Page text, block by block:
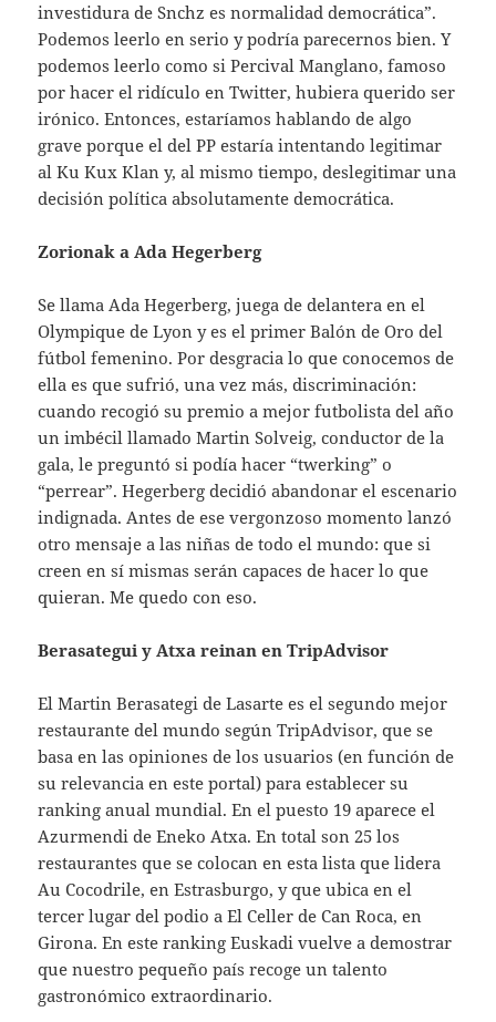
investidura de Snchz es normalidad democrática”.
Podemos leerlo en serio y podría parecernos bien. Y
podemos leerlo como si Percival Manglano, famoso
por hacer el ridículo en Twitter, hubiera querido ser
irónico. Entonces, estaríamos hablando de algo
grave porque el del PP estaría intentando legitimar
al Ku Kux Klan y, al mismo tiempo, deslegitimar una
decisión política absolutamente democrática.
Zorionak a Ada Hegerberg
Se llama Ada Hegerberg, juega de delantera en el
Olympique de Lyon y es el primer Balón de Oro del
fútbol femenino. Por desgracia lo que conocemos de
ella es que sufrió, una vez más, discriminación:
cuando recogió su premio a mejor futbolista del año
un imbécil llamado Martin Solveig, conductor de la
gala, le preguntó si podía hacer “twerking” o
“perrear”. Hegerberg decidió abandonar el escenario
indignada. Antes de ese vergonzoso momento lanzó
otro mensaje a las niñas de todo el mundo: que si
creen en sí mismas serán capaces de hacer lo que
quieran. Me quedo con eso.
Berasategui y Atxa reinan en TripAdvisor
El Martin Berasategi de Lasarte es el segundo mejor
restaurante del mundo según TripAdvisor, que se
basa en las opiniones de los usuarios (en función de
su relevancia en este portal) para establecer su
ranking anual mundial. En el puesto 19 aparece el
Azurmendi de Eneko Atxa. En total son 25 los
restaurantes que se colocan en esta lista que lidera
Au Cocodrile, en Estrasburgo, y que ubica en el
tercer lugar del podio a El Celler de Can Roca, en
Girona. En este ranking Euskadi vuelve a demostrar
que nuestro pequeño país recoge un talento
gastronómico extraordinario.